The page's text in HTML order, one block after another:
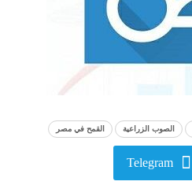
الصوب الزراعية القمح في مصر
Telegram